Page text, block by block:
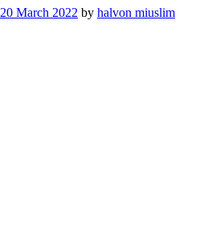
20 March 2022 by halvon miuslim